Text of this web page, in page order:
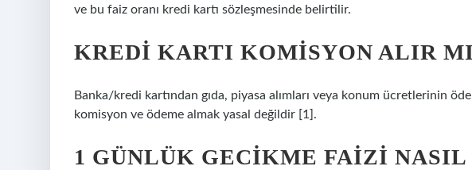
ve bu faiz oranı kredi kartı sözleşmesinde belirtilir.
KREDI KARTI KOMISYON ALIR
Banka/kredi kartından gıda, piyasa alımları veya konum ücretlerinin
komisyon ve ödeme almak yasal değildir [1].
1 GÜNLÜK GECIKME FAIZI NASIL